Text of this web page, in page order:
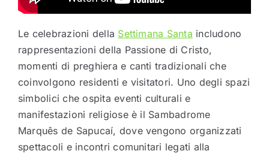
Le celebrazioni della Settimana Santa includono
rappresentazioni della Passione di Cristo,
momenti di preghiera e canti tradizionali che
coinvolgono residenti e visitatori. Uno degli spazi
simbolici che ospita eventi culturali e
manifestazioni religiose è il Sambadrome
Marquês de Sapucaí, dove vengono organizzati
spettacoli e incontri comunitari legati alla